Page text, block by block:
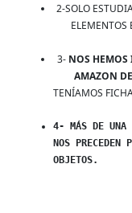
2-SOLO
ELEMENTOS
3- NOS HEMOS
AMAZON
TENÍAMOS
4- MÁS DE UNA
NOS PRECEDEN
OBJETOS.